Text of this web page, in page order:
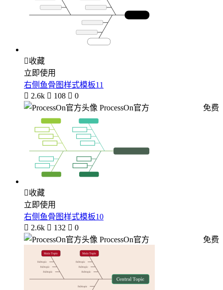
收藏
立即使用
右侧鱼骨图样式模板11
 2.6k  108  0
ProcessOn官方
免费
收藏
立即使用
右侧鱼骨图样式模板10
 2.6k  132  0
ProcessOn官方
免费